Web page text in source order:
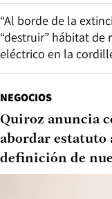
“Al borde de la
“destruir” hábitat
eléctrico en la
NEGOCIOS
Quiroz anuncia
abordar
definición de